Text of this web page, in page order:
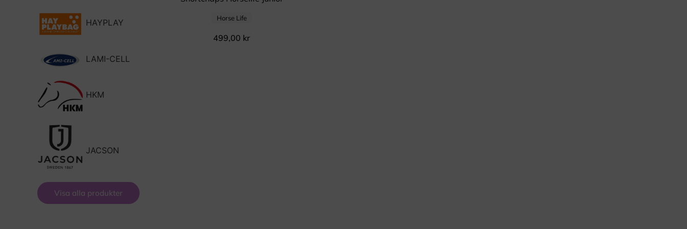
HAYPLAY
LAMI-CELL
HKM
JACSON
Visa alla produkter
Horse Life
499,00 kr